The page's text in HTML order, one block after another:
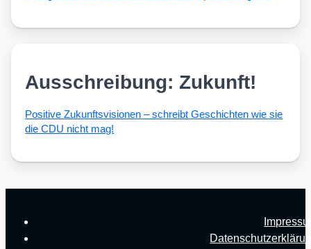
Ausschreibung: Zukunft!
Posi­ti­ve Zukunfts­vi­sio­nen – schreibt Geschich­ten wie sie
die CDU nicht mag!